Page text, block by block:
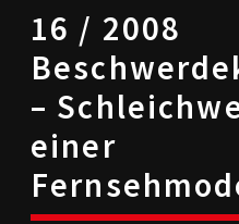
START
ÜBER UNS
Trägerverein
Geschichte
Studium/
16 / 2008
–
einer